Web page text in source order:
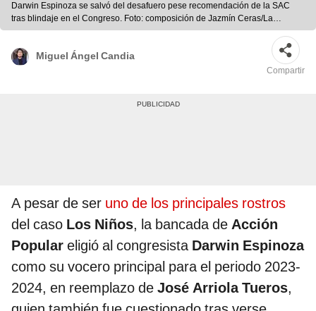
Darwin Espinoza se salvó del desafuero pese recomendación de la SAC
tras blindaje en el Congreso. Foto: composición de Jazmín Ceras/La
República
Miguel Ángel Candia
Compartir
A pesar de ser uno de los principales rostros
del caso Los Niños, la bancada de Acción
Popular eligió al congresista Darwin Espinoza
como su vocero principal para el periodo 2023-
2024, en reemplazo de José Arriola Tueros,